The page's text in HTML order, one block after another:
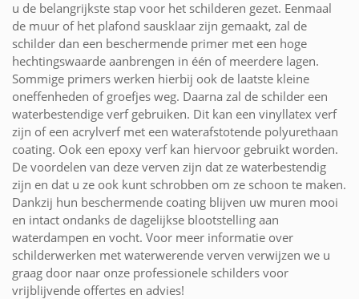
u de belangrijkste stap voor het schilderen gezet. Eenmaal
de muur of het plafond sausklaar zijn gemaakt, zal de
schilder dan een beschermende primer met een hoge
hechtingswaarde aanbrengen in één of meerdere lagen.
Sommige primers werken hierbij ook de laatste kleine
oneffenheden of groefjes weg. Daarna zal de schilder een
waterbestendige verf gebruiken. Dit kan een vinyllatex verf
zijn of een acrylverf met een waterafstotende polyurethaan
coating. Ook een epoxy verf kan hiervoor gebruikt worden.
De voordelen van deze verven zijn dat ze waterbestendig
zijn en dat u ze ook kunt schrobben om ze schoon te maken.
Dankzij hun beschermende coating blijven uw muren mooi
en intact ondanks de dagelijkse blootstelling aan
waterdampen en vocht. Voor meer informatie over
schilderwerken met waterwerende verven verwijzen we u
graag door naar onze professionele schilders voor
vrijblijvende offertes en advies!